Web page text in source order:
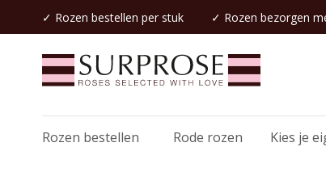
✓ Rozen bestellen per stuk ✓ Rozen bezorgen
Rozen bestellen Rode rozen Kies je